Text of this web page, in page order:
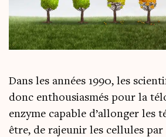
Dans les années 1990, les
donc enthou­sias­més pour la
enzyme capable d’al­lon­ger les
être, de rajeu­nir les cel­lules